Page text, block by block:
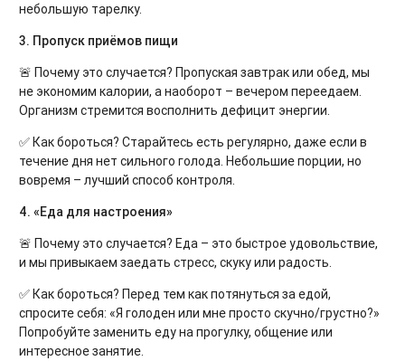
небольшую тарелку.
3. Пропуск приёмов пищи
🚨 Почему это случается? Пропуская завтрак или обед, мы
не экономим калории, а наоборот – вечером переедаем.
Организм стремится восполнить дефицит энергии.
✅ Как бороться? Старайтесь есть регулярно, даже если в
течение дня нет сильного голода. Небольшие порции, но
вовремя – лучший способ контроля.
4. «Еда для настроения»
🚨 Почему это случается? Еда – это быстрое удовольствие,
и мы привыкаем заедать стресс, скуку или радость.
✅ Как бороться? Перед тем как потянуться за едой,
спросите себя: «Я голоден или мне просто скучно/грустно?»
Попробуйте заменить еду на прогулку, общение или
интересное занятие.